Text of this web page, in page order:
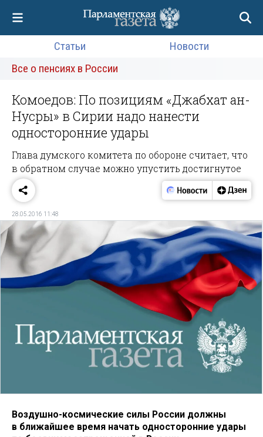
Статьи
Новости
Все о пенсиях в России
Комоедов: По позициям «Джабхат ан-
Нусры» в Сирии надо нанести
односторонние удары
Глава думского комитета по обороне считает, что
в обратном случае можно упустить достигнутое
28.05.2016 11:48
Воздушно-космические силы России должны
в ближайшее время начать односторонние удары